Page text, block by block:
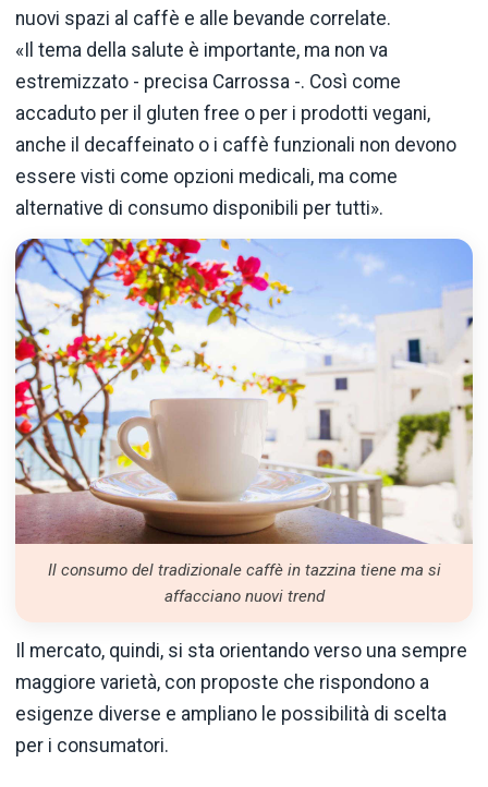
nuovi spazi al caffè e alle bevande correlate.
«Il tema della salute è importante, ma non va
estremizzato - precisa Carrossa -. Così come
accaduto per il gluten free o per i prodotti vegani,
anche il decaffeinato o i caffè funzionali non devono
essere visti come opzioni medicali, ma come
alternative di consumo disponibili per tutti».
Il consumo del tradizionale caffè in tazzina tiene ma si
affacciano nuovi trend
Il mercato, quindi, si sta orientando verso una sempre
maggiore varietà, con proposte che rispondono a
esigenze diverse e ampliano le possibilità di scelta
per i consumatori.